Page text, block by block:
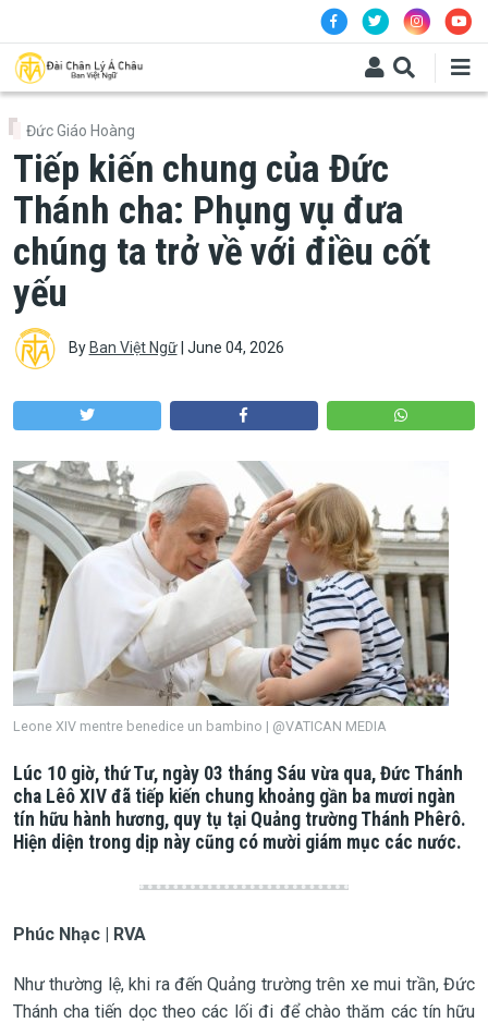
Đức Giáo Hoàng
Tiếp kiến chung của Đức
Thánh cha: Phụng vụ đưa
chúng ta trở về với điều cốt
yếu
By Ban Việt Ngữ| June 04, 2026
Leone XIV mentre benedice un bambino | @VATICAN MEDIA
Lúc 10 giờ, thứ Tư, ngày 03 tháng Sáu vừa qua, Đức Thánh
cha Lêô XIV đã tiếp kiến chung khoảng gần ba mươi ngàn
tín hữu hành hương, quy tụ tại Quảng trường Thánh Phêrô.
Hiện diện trong dịp này cũng có mười giám mục các nước.
Phúc Nhạc | RVA
Như thường lệ, khi ra đến Quảng trường trên xe mui trần, Đức
Thánh cha tiến dọc theo các lối đi để chào thăm các tín hữu